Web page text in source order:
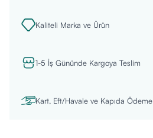
Kaliteli Marka ve Ürün
1-5 İş Gününde Kargoya Teslim
Kart, Eft/Havale ve Kapıda Ödeme